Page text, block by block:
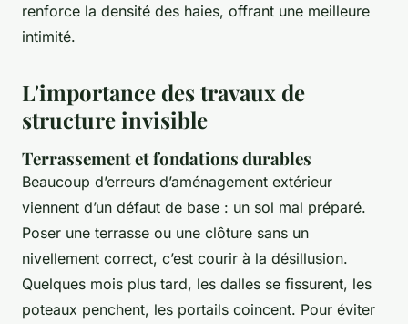
renforce la densité des haies, offrant une meilleure
intimité.
L'importance des travaux de
structure invisible
Terrassement et fondations durables
Beaucoup d’erreurs d’aménagement extérieur
viennent d’un défaut de base : un sol mal préparé.
Poser une terrasse ou une clôture sans un
nivellement correct, c’est courir à la désillusion.
Quelques mois plus tard, les dalles se fissurent, les
poteaux penchent, les portails coincent. Pour éviter